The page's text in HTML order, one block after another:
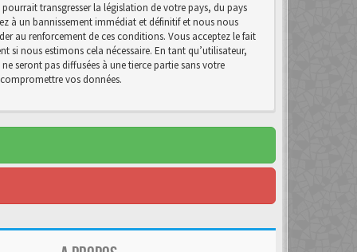
transgresser la législation de votre pays, du pays
à un bannissement immédiat et définitif et nous nous
au renforcement de ces conditions. Vous acceptez le fait
si nous estimons cela nécessaire. En tant qu’utilisateur,
seront pas diffusées à une tierce partie sans votre
vos données.